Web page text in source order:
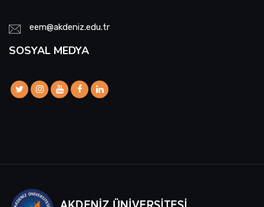
eem@akdeniz.edu.tr
SOSYAL MEDYA